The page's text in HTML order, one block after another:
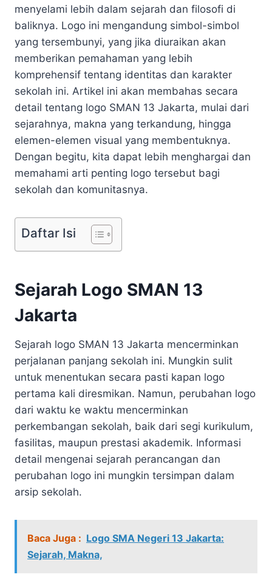
menyelami lebih dalam sejarah dan filosofi di
baliknya. Logo ini mengandung simbol-simbol
yang tersembunyi, yang jika diuraikan akan
memberikan pemahaman yang lebih
komprehensif tentang identitas dan karakter
sekolah ini. Artikel ini akan membahas secara
detail tentang logo SMAN 13 Jakarta, mulai dari
sejarahnya, makna yang terkandung, hingga
elemen-elemen visual yang membentuknya.
Dengan begitu, kita dapat lebih menghargai dan
memahami arti penting logo tersebut bagi
sekolah dan komunitasnya.
Daftar Isi
Sejarah Logo SMAN 13
Jakarta
Sejarah logo SMAN 13 Jakarta mencerminkan
perjalanan panjang sekolah ini. Mungkin sulit
untuk menentukan secara pasti kapan logo
pertama kali diresmikan. Namun, perubahan logo
dari waktu ke waktu mencerminkan
perkembangan sekolah, baik dari segi kurikulum,
fasilitas, maupun prestasi akademik. Informasi
detail mengenai sejarah perancangan dan
perubahan logo ini mungkin tersimpan dalam
arsip sekolah.
Baca Juga : Logo SMA Negeri 13 Jakarta:
Sejarah, Makna,